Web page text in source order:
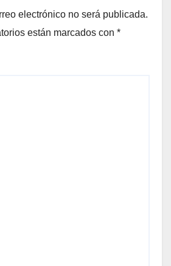
electrónico no será publicada.
están marcados con *